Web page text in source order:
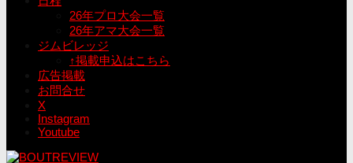
26年プロ大会一覧
26年アマ大会一覧
ジムビレッジ
↑掲載申込はこちら
広告掲載
お問合せ
X
Instagram
Youtube